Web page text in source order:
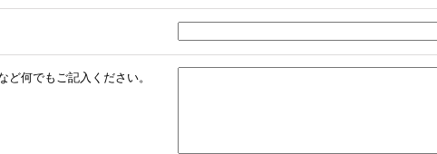
ど何でもご記入ください。